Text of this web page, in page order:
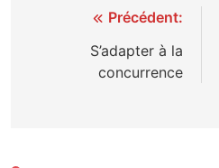
Navigation
l’article
Précédent:
S’adapter à la
concurrence